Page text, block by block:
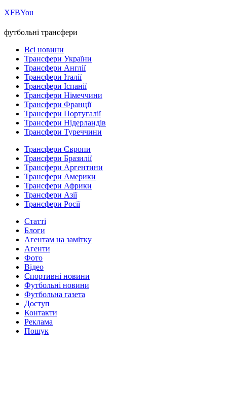
ХFBYou
футбольні трансфери
Всі новини
Трансфери України
Трансфери Англії
Трансфери Італії
Трансфери Іспанії
Трансфери Німеччини
Трансфери Франції
Трансфери Португалії
Трансфери Нідерландів
Трансфери Туреччини
Трансфери Європи
Трансфери Бразилії
Трансфери Аргентини
Трансфери Америки
Трансфери Африки
Трансфери Азії
Трансфери Росії
Статті
Блоги
Агентам на замітку
Агенти
Фото
Відео
Спортивні новини
Футбольні новини
Футбольна газета
Доступ
Контакти
Реклама
Пошук